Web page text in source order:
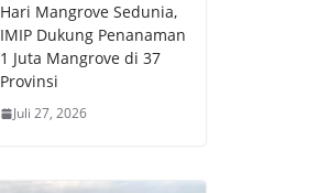
Hari Mangrove Sedunia,
IMIP Dukung Penanaman
1 Juta Mangrove di 37
Provinsi
Juli 27, 2026